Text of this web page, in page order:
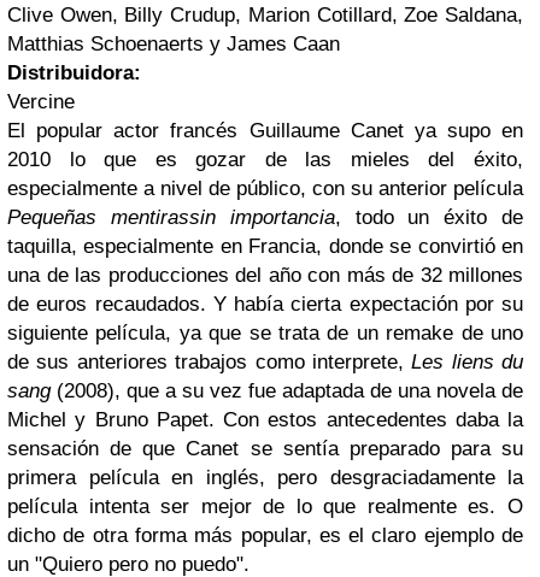
Clive Owen, Billy Crudup, Marion Cotillard, Zoe Saldana,
Matthias Schoenaerts y James Caan
Distribuidora:
Vercine
El popular actor francés Guillaume Canet ya supo en
2010 lo que es gozar de las mieles del éxito,
especialmente a nivel de público, con su anterior película
Pequeñas mentirassin importancia, todo un éxito de
taquilla, especialmente en Francia, donde se convirtió en
una de las producciones del año con más de 32 millones
de euros recaudados. Y había cierta expectación por su
siguiente película, ya que se trata de un remake de uno
de sus anteriores trabajos como interprete,Les liens du
sang(2008), que a su vez fue adaptada de una novela de
Michel y Bruno Papet. Con estos antecedentes daba la
sensación de que Canet se sentía preparado para su
primera película en inglés, pero desgraciadamente la
película intenta ser mejor de lo que realmente es. O
dicho de otra forma más popular, es el claro ejemplo de
un "Quiero pero no puedo".